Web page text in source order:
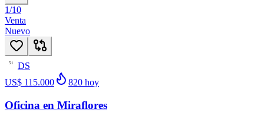
1/10
Venta
Nuevo
51
DS
US$ 115.000
820 hoy
Oficina en Miraflores